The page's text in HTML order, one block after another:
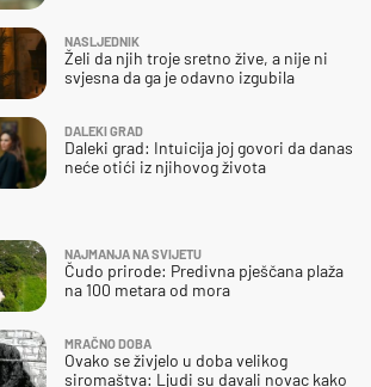
NASLJEDNIK
Želi da njih troje sretno žive, a nije ni
svjesna da ga je odavno izgubila
DALEKI GRAD
Daleki grad: Intuicija joj govori da danas
neće otići iz njihovog života
NAJMANJA NA SVIJETU
Čudo prirode: Predivna pješčana plaža
na 100 metara od mora
MRAČNO DOBA
Ovako se živjelo u doba velikog
siromaštva: Ljudi su davali novac kako